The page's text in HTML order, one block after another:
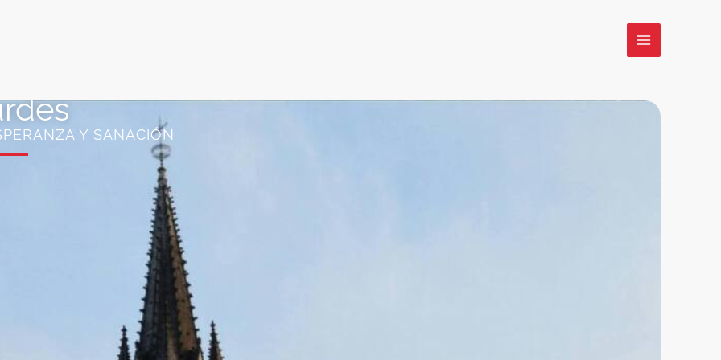
Y SANACIÓN